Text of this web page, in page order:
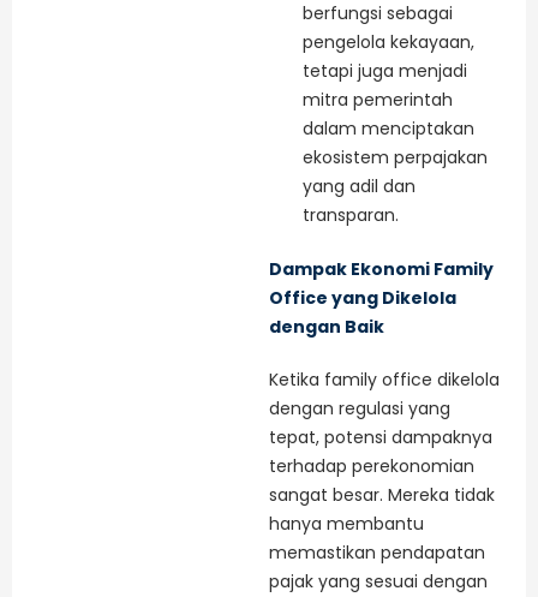
berfungsi sebagai
pengelola kekayaan,
tetapi juga menjadi
mitra pemerintah
dalam menciptakan
ekosistem perpajakan
yang adil dan
transparan.
Dampak Ekonomi Family
Office yang Dikelola
dengan Baik
Ketika family office dikelola
dengan regulasi yang
tepat, potensi dampaknya
terhadap perekonomian
sangat besar. Mereka tidak
hanya membantu
memastikan pendapatan
pajak yang sesuai dengan